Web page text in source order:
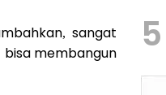
sangat
bisa membangun
5